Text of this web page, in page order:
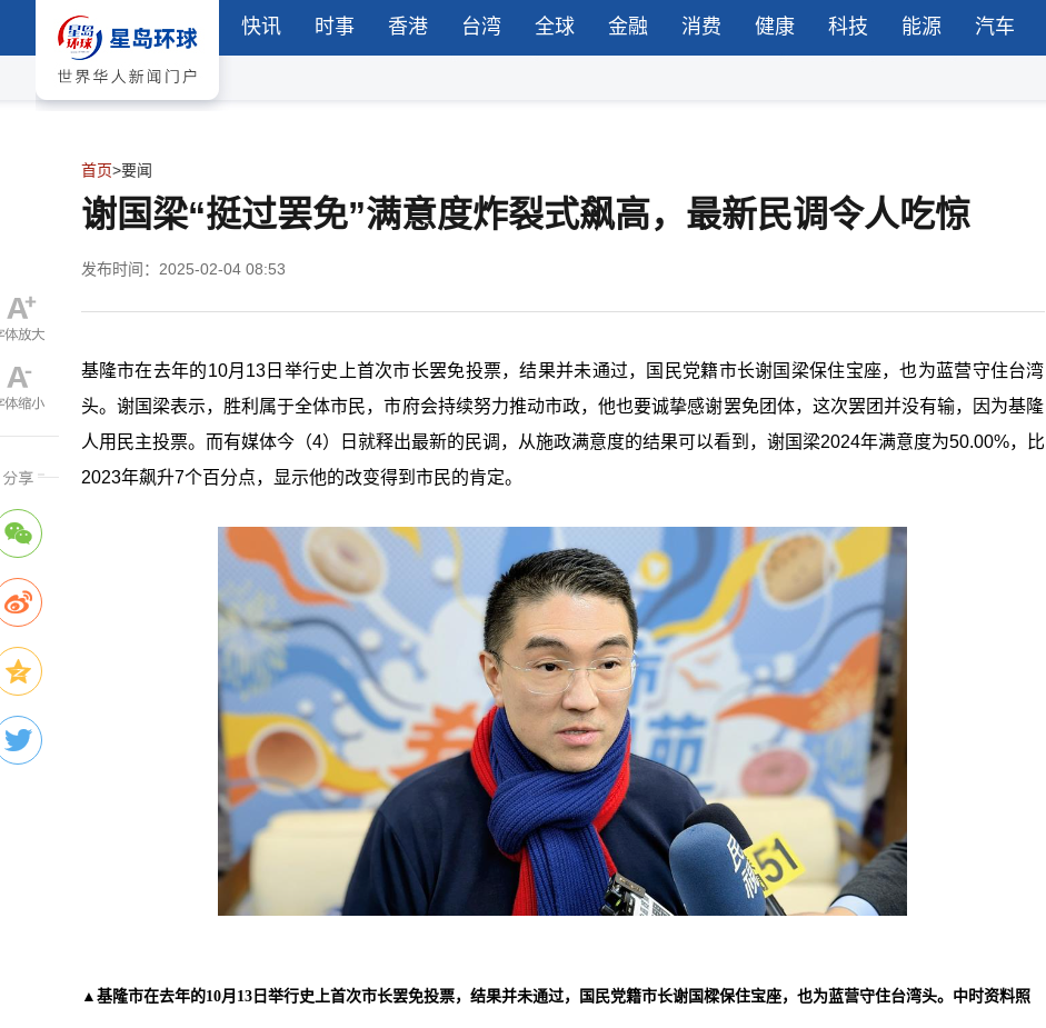
快讯 时事 香港 台湾 全球 金融 消费 健康 科技 能源 汽车
首页>要闻
谢国梁“挺过罢免”满意度炸裂式飙高，最新民调令人吃惊
发布时间：2025-02-04 08:53
基隆市在去年的10月13日举行史上首次市长罢免投票，结果并未通过，国民党籍市长谢国梁保住宝座，也为蓝营守住台湾
头。谢国梁表示，胜利属于全体市民，市府会持续努力推动市政，他也要诚挚感谢罢免团体，这次罢团并没有输，因为基隆
人用民主投票。而有媒体今（4）日就释出最新的民调，从施政满意度的结果可以看到，谢国梁2024年满意度为50.00%，比
2023年飙升7个百分点，显示他的改变得到市民的肯定。
▲基隆市在去年的10月13日举行史上首次市长罢免投票，结果并未通过，国民党籍市长谢国樑保住宝座，也为蓝营守住台湾头。中时资料照